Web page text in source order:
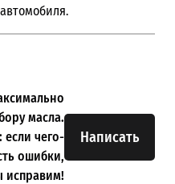
Написать
масла.
если чего-
ошибки,